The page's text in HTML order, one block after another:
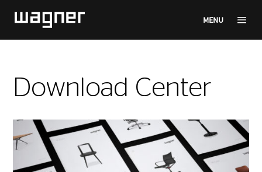
MENU
Download Center